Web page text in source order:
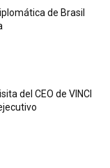
de Brasil
del CEO de VINCI